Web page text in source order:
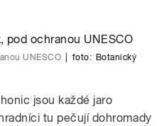
UNESCO foto: Botanický
jsou každé jaro
tu pečují dohromady